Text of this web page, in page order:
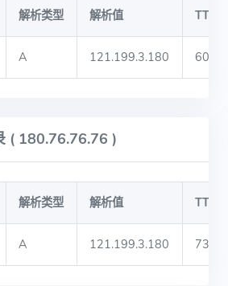
解析类型 解析值 TTL
A 121.199.3.180 600
( 180.76.76.76 )
解析类型 解析值 TTL
A 121.199.3.180 730